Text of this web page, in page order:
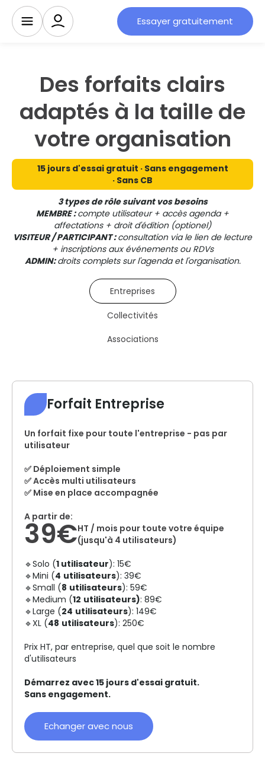
Essayer gratuitement
Des forfaits clairs
adaptés à la taille de
votre organisation
15 jours d'essai gratuit · Sans engagement
· Sans CB
3 types de rôle suivant vos besoins
MEMBRE :compte utilisateur + accès agenda +
affectations + droit d'édition (optionel)
VISITEUR / PARTICIPANT :consultation via le lien de lecture
+ inscriptions aux événements ou RDVs
ADMIN:droits complets sur l'agenda et l'organisation.
Entreprises
Collectivités
Associations
Forfait Entreprise
Un forfait fixe pour toute l'entreprise - pas par
utilisateur
✅ Déploiement simple
✅ Accès multi utilisateurs
✅ Mise en place accompagnée
A partir de:
39€HT / mois pour toute votre équipe
(jusqu'à 4 utilisateurs)
🔹Solo (1 utilisateur): 15€
🔹Mini (4 utilisateurs): 39€
🔹Small (8 utilisateurs): 59€
🔹Medium (12 utilisateurs): 89€
🔹Large (24 utilisateurs): 149€
🔹XL (48 utilisateurs): 250€
Prix HT, par entreprise, quel que soit le nombre
d'utilisateurs
Démarrez avec 15 jours d'essai gratuit.
Sans engagement.
Echanger avec nous